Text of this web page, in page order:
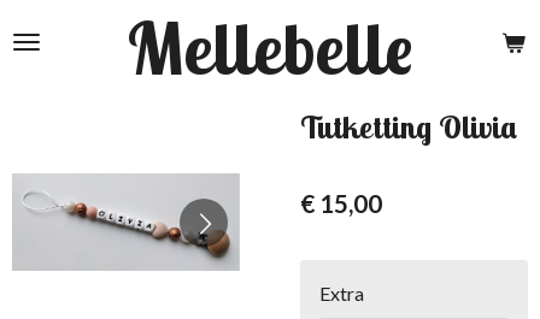
direct
Mellebelle
Tutketting Olivia
€ 15,00
Extra